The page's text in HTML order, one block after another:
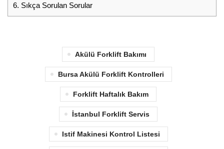
6. Sıkça Sorulan Sorular
Akülü Forklift Bakımı
Bursa Akülü Forklift Kontrolleri
Forklift Haftalık Bakım
İstanbul Forklift Servis
Istif Makinesi Kontrol Listesi